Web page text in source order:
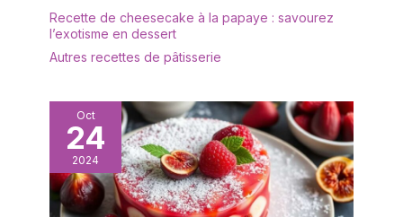
d'autres produits de la
gamme. Données : 1
pour servir et présenter -
Passe au micro-ondes,
au lave-vaisselle,
empilable - 34 x 2,4 x 34
cm (l x H x P) - Poids :
2300 g - Couleur :
anthracite
Recette de cheesecake à la papaye : savourez
l’exotisme en dessert
Autres recettes de pâtisserie
Oct
24
2024